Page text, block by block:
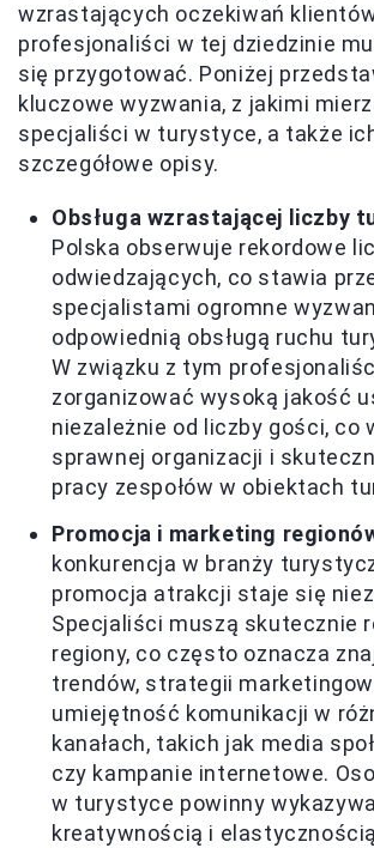
wzrastających oczekiwań
profesjonaliści w tej dziedzinie
się przygotować. Poniżej
kluczowe wyzwania, z jakimi
specjaliści w turystyce, a także
szczegółowe opisy.
Obsługa wzrastającej liczby
Polska obserwuje rekordowe
odwiedzających, co stawia
specjalistami ogromne
odpowiednią obsługą ruchu
W związku z tym
zorganizować wysoką jakość
niezależnie od liczby gości, co
sprawnej organizacji i
pracy zespołów w obiektach
Promocja i marketing
konkurencja w branży
promocja atrakcji staje się
Specjaliści muszą skutecznie
regiony, co często oznacza
trendów, strategii
umiejętność komunikacji w
kanałach, takich jak media
czy kampanie internetowe.
w turystyce powinny
kreatywnością i